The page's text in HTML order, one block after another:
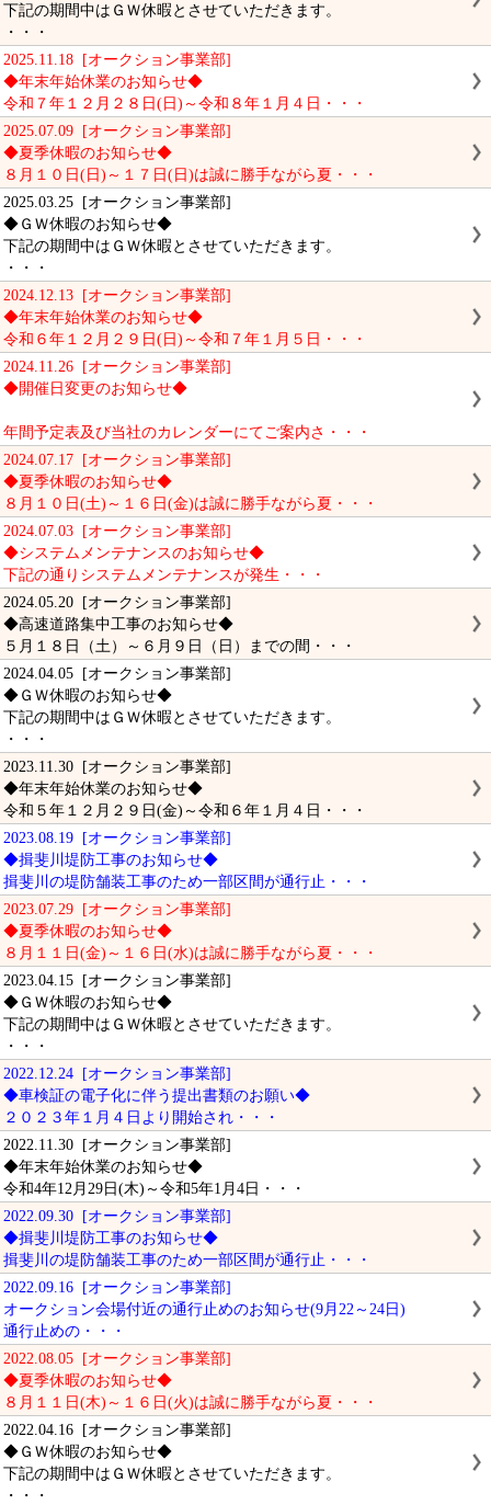
下記の期間中はＧＷ休暇とさせていただきます。
・・・
2025.11.18 [オークション事業部]
◆年末年始休業のお知らせ◆
令和７年１２月２８日(日)～令和８年１月４日・・・
2025.07.09 [オークション事業部]
◆夏季休暇のお知らせ◆
８月１０日(日)～１７日(日)は誠に勝手ながら夏・・・
2025.03.25 [オークション事業部]
◆ＧＷ休暇のお知らせ◆
下記の期間中はＧＷ休暇とさせていただきます。
・・・
2024.12.13 [オークション事業部]
◆年末年始休業のお知らせ◆
令和６年１２月２９日(日)～令和７年１月５日・・・
2024.11.26 [オークション事業部]
◆開催日変更のお知らせ◆
年間予定表及び当社のカレンダーにてご案内さ・・・
2024.07.17 [オークション事業部]
◆夏季休暇のお知らせ◆
８月１０日(土)～１６日(金)は誠に勝手ながら夏・・・
2024.07.03 [オークション事業部]
◆システムメンテナンスのお知らせ◆
下記の通りシステムメンテナンスが発生・・・
2024.05.20 [オークション事業部]
◆高速道路集中工事のお知らせ◆
５月１８日（土）～６月９日（日）までの間・・・
2024.04.05 [オークション事業部]
◆ＧＷ休暇のお知らせ◆
下記の期間中はＧＷ休暇とさせていただきます。
・・・
2023.11.30 [オークション事業部]
◆年末年始休業のお知らせ◆
令和５年１２月２９日(金)～令和６年１月４日・・・
2023.08.19 [オークション事業部]
◆揖斐川堤防工事のお知らせ◆
揖斐川の堤防舗装工事のため一部区間が通行止・・・
2023.07.29 [オークション事業部]
◆夏季休暇のお知らせ◆
８月１１日(金)～１６日(水)は誠に勝手ながら夏・・・
2023.04.15 [オークション事業部]
◆ＧＷ休暇のお知らせ◆
下記の期間中はＧＷ休暇とさせていただきます。
・・・
2022.12.24 [オークション事業部]
◆車検証の電子化に伴う提出書類のお願い◆
２０２３年１月４日より開始され・・・
2022.11.30 [オークション事業部]
◆年末年始休業のお知らせ◆
令和4年12月29日(木)～令和5年1月4日・・・
2022.09.30 [オークション事業部]
◆揖斐川堤防工事のお知らせ◆
揖斐川の堤防舗装工事のため一部区間が通行止・・・
2022.09.16 [オークション事業部]
オークション会場付近の通行止めのお知らせ(9月22～24日)
通行止めの・・・
2022.08.05 [オークション事業部]
◆夏季休暇のお知らせ◆
８月１１日(木)～１６日(火)は誠に勝手ながら夏・・・
2022.04.16 [オークション事業部]
◆ＧＷ休暇のお知らせ◆
下記の期間中はＧＷ休暇とさせていただきます。
・・・